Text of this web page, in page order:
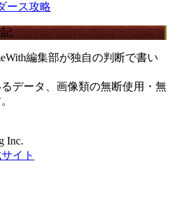
ース攻略
編集部が独自の判断で書い
データ、画像類の無断使用・無
Inc.
イト